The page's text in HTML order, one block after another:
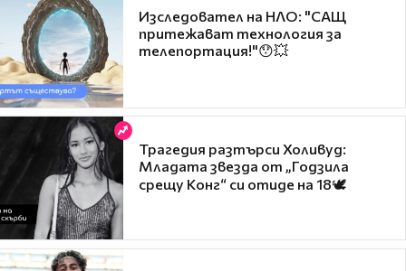
Изследовател на НЛО: "САЩ
притежават технология за
телепортация!"😯💥
Трагедия разтърси Холивуд:
Младата звезда от „Годзила
срещу Конг“ си отиде на 18🕊️